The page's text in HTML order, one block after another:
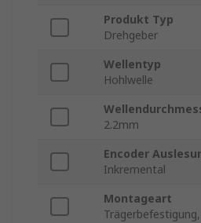
Produkt Typ
Drehgeber
Wellentyp
Hohlwelle
2.2mm
Encoder
Inkremental
Montageart